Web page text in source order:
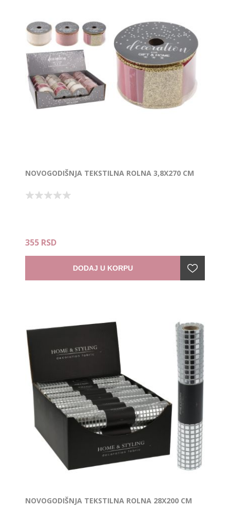
NOVOGODIŠNJA TEKSTILNA ROLNA 3,8X270 CM
355 RSD
DODAJ U KORPU
NOVOGODIŠNJA TEKSTILNA ROLNA 28X200 CM